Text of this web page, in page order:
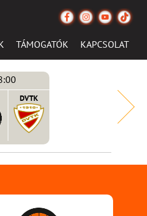
TÁMOGATÓK KAPCSOLAT
DVTK